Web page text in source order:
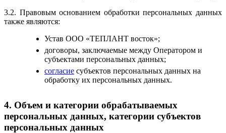
3.2. Правовым основанием обработки персональных данных
также являются:
Устав ООО «ТЕПЛАНТ восток»;
договоры, заключаемые между Оператором и
субъектами персональных данных;
согласие субъектов персональных данных на
обработку их персональных данных.
4. Объем и категории обрабатываемых
персональных данных, категории субъектов
персональных данных